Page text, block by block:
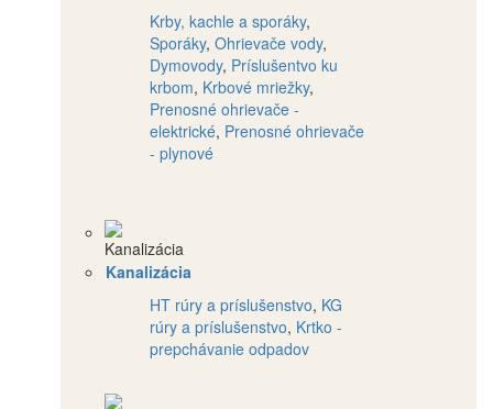
Krby, kachle a sporáky,
Sporáky, Ohrievače vody,
Dymovody, Príslušentvo ku
krbom, Krbové mriežky,
Prenosné ohrievače -
elektrické, Prenosné ohrievače
- plynové
Kanalizácia
HT rúry a príslušenstvo, KG
rúry a príslušenstvo, Krtko -
prepchávanie odpadov